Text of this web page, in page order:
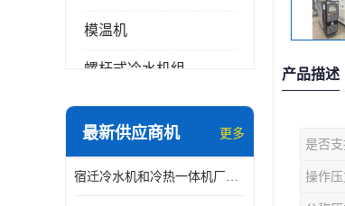
模温机
螺杆式冷水机组
冷水机和冷热一体机
防爆冷水机
最新供应商机 更多
宿迁冷水机和冷热一体机厂商 康嘉温控 库存充足
产品描述
是否
操作压